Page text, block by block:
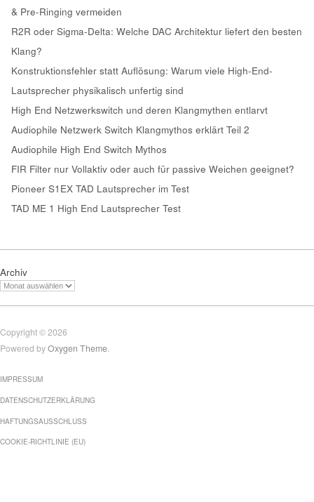
& Pre-Ringing vermeiden
R2R oder Sigma-Delta: Welche DAC Architektur liefert den besten
Klang?
Konstruktionsfehler statt Auflösung: Warum viele High-End-
Lautsprecher physikalisch unfertig sind
High End Netzwerkswitch und deren Klangmythen entlarvt
Audiophile Netzwerk Switch Klangmythos erklärt Teil 2
Audiophile High End Switch Mythos
FIR Filter nur Vollaktiv oder auch für passive Weichen geeignet?
Pioneer S1EX TAD Lautsprecher im Test
TAD ME 1 High End Lautsprecher Test
Archiv
Copyright © 2026
Powered byOxygen Theme.
IMPRESSUM
DATENSCHUTZERKLÄRUNG
HAFTUNGSAUSSCHLUSS
COOKIE-RICHTLINIE (EU)